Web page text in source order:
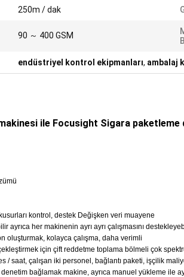
250m / dak
90 ～ 400 GSM
endüstriyel kontrol ekipmanları, ambalaj
ile Focusight Sigara paketleme
kontrol, destek Değişken veri muayene
ayrıca her makinenin ayrı ayrı çalışmasını
oluşturmak, kolayca çalışma, daha verimli
için çift reddetme toplama bölmeli çok
/ saat, çalışan iki personel, bağlantı paketi, işçilik
bağlamak makine, ayrıca manuel yükleme ile